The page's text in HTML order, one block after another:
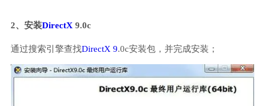
2、安装DirectX 9.0c
通过搜索引擎查找DirectX 9.0c安装包，并完成安装；